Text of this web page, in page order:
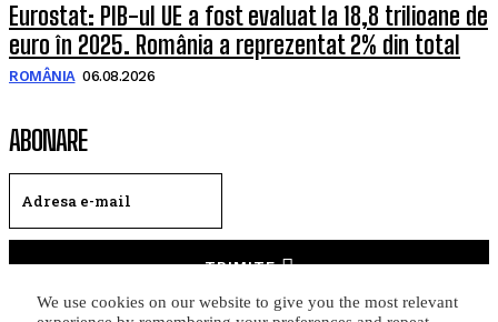
Eurostat: PIB-ul UE a fost evaluat la 18,8 trilioane de
euro în 2025. România a reprezentat 2% din total
ROMÂNIA 06.08.2026
ABONARE
TRIMITE
We use cookies on our website to give you the most relevant